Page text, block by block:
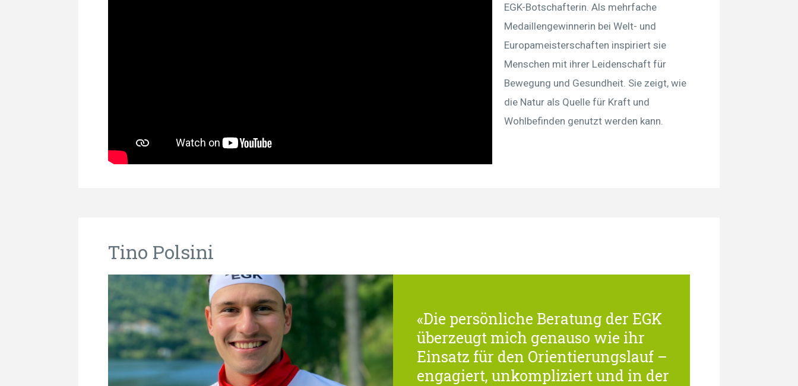
EGK-Botschafterin. Als mehrfache
Medaillengewinnerin bei Welt- und
Europameisterschaften inspiriert sie
Menschen mit ihrer Leidenschaft für
Bewegung und Gesundheit. Sie zeigt, wie
die Natur als Quelle für Kraft und
Wohlbefinden genutzt werden kann.
Tino Polsini
«Die persönliche Beratung der EGK
überzeugt mich genauso wie ihr
Einsatz für den Orientierungslauf –
engagiert, unkompliziert und in der